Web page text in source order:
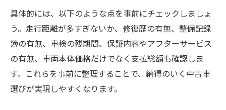
具体的には、以下のような点を事前にチェックしましょ
う。走行距離が多すぎないか、修復歴の有無、整備記録
簿の有無、車検の残期間、保証内容やアフターサービス
の有無、車両本体価格だけでなく支払総額も確認しま
す。これらを事前に整理することで、納得のいく中古車
選びが実現しやすくなります。